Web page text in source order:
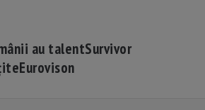
au talentSurvivor
Eurovison